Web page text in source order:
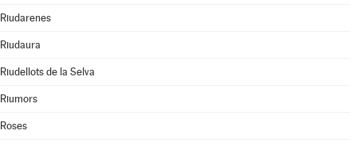
Riudarenes
Riudaura
Riudellots de la Selva
Riumors
Roses